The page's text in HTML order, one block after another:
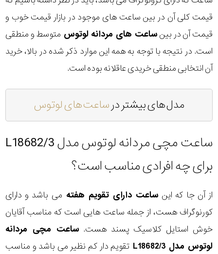
قیمت کلی آن در بین ساعت های موجود در بازار قیمت خوب و
قیمت آن در بینساعت های مردانه لوتوس متوسط و منطقی
است. در نتیجه با توجه به همه این موارد ذکر شده در بالا، خرید
آن انتخابی منطقی خریدی عاقلانه بوده است.
مدل های بیشتر درساعت های لوتوس
ساعت مچی مردانه لوتوس مدل L18682/3
برای چه افرادی مناسب است؟
از آن جا که این ساعت دارای تقویم هفته می باشد و دارای
کورنوگراف هست، از جمله ساعت هایی است که مناسب آقایان
خوش استایل کلاسیک پسند هست. ساعت مچی مردانه
لوتوس مدل L18682/3
تقویم دار کم نظیر می باشد و مناسب